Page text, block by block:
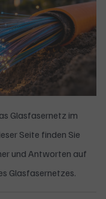
Glasfasernetz im
Seite finden Sie
und Antworten auf
Glasfasernetzes.